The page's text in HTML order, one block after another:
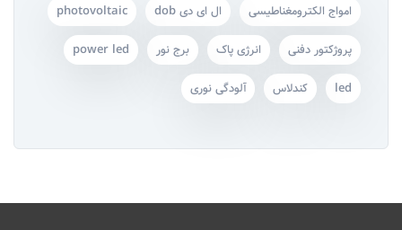
امواج الکترومغناطیسی ال ای دی dob photovoltaic
پروژکتور دفنی انرژی پاک برج نور power led
led کندلاس آلودگی نوری